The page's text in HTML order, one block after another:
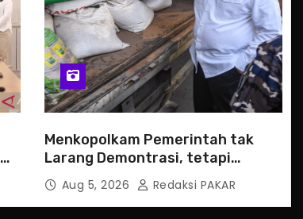
Menkopolkam Pemerintah tak
Larang Demontrasi, tetapi
Anarkistis
Aug 5, 2026 Redaksi PAKAR